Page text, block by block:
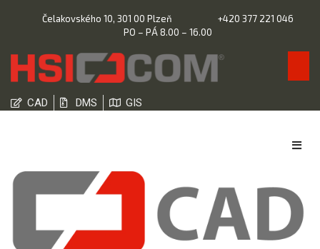
Čelakovského 10, 301 00 Plzeň
+420 377 221 046
PO – PÁ 8.00 – 16.00
CAD DMS GIS